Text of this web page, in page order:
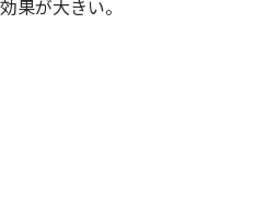
果が大きい。